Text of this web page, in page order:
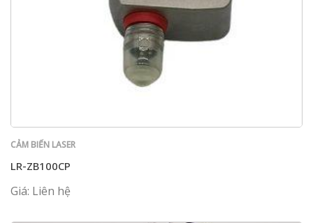
CẢM BIẾN LASER
LR-ZB100CP
Giá: Liên hệ